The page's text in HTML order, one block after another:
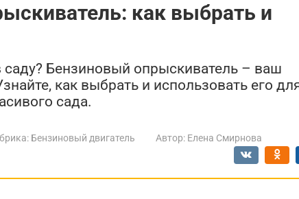
как выбрать и
саду? Бензиновый опрыскиватель – ваш
как выбрать и использовать его
сада.
Бензиновый двигатель Автор: Елена Смирнова